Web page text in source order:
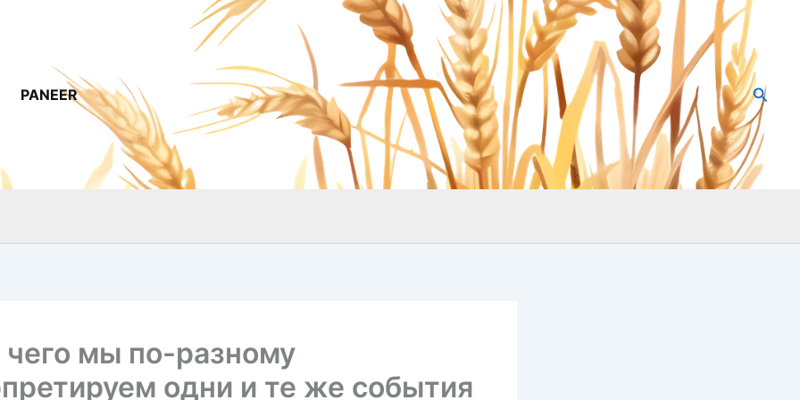
PANEER
чего мы по-разному
одни и те же события